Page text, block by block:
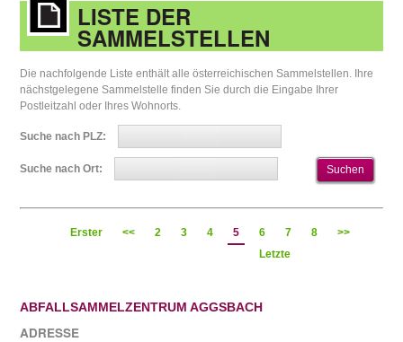
LISTE DER
SAMMELSTELLEN
Die nachfolgende Liste enthält alle österreichischen Sammelstellen. Ihre
nächstgelegene Sammelstelle finden Sie durch die Eingabe Ihrer
Postleitzahl oder Ihres Wohnorts.
Suche nach PLZ:
Suche nach Ort:
Erster << 2 3 4 5 6 7 8
>>
Letzte
ABFALLSAMMELZENTRUM AGGSBACH
ADRESSE